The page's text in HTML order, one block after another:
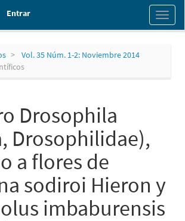
Entrar
Toggle
Vol. 35 Núm. 1-2: Noviembre 2014
Drosophila
Drosophilidae),
a flores de
sodiroi Hieron y
imbaburensis